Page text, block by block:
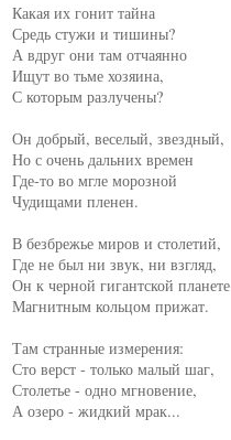
Какая их гонит тайна
Средь стужи и тишины?
А вдруг они там отчаянно
Ищут во тьме хозяина,
С которым разлучены?
Он добрый, веселый, звездный,
Но с очень дальних времен
Где-то во мгле морозной
Чудищами пленен.
В безбрежье миров и столетий,
Где не был ни звук, ни взгляд,
Он к черной гигантской планете
Магнитным кольцом прижат.
Там странные измерения:
Сто верст - только малый шаг,
Столетье - одно мгновение,
А озеро - жидкий мрак...